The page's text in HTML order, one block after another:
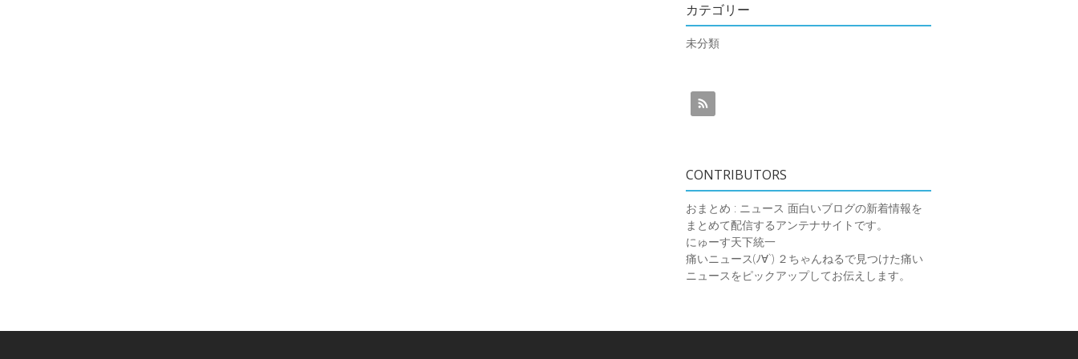
カテゴリー
未分類
CONTRIBUTORS
おまとめ : ニュース 面白いブログの新着情報を
まとめて配信するアンテナサイトです。
にゅーす天下統一
痛いニュース(ﾉ∀`) ２ちゃんねるで見つけた痛い
ニュースをピックアップしてお伝えします。